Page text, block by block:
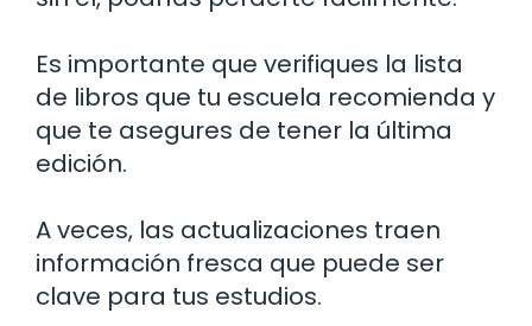
Es importante que verifiques la lista
de libros que tu escuela recomienda y
que te asegures de tener la última
edición.
A veces, las actualizaciones traen
información fresca que puede ser
clave para tus estudios.